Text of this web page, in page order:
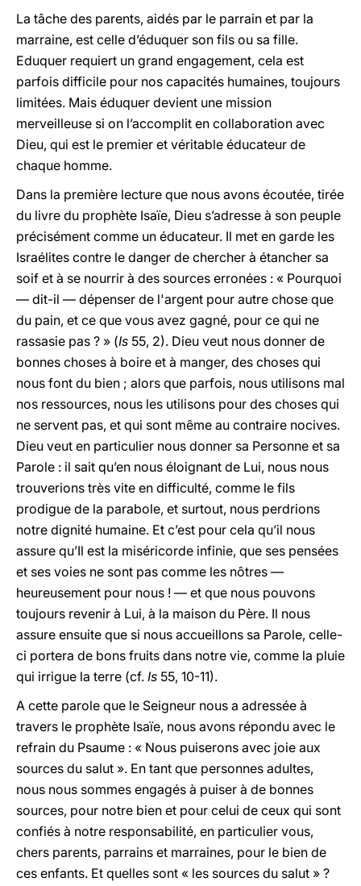
La tâche des parents, aidés par le parrain et par la
marraine, est celle d’éduquer son fils ou sa fille.
Eduquer requiert un grand engagement, cela est
parfois difficile pour nos capacités humaines, toujours
limitées. Mais éduquer devient une mission
merveilleuse si on l’accomplit en collaboration avec
Dieu, qui est le premier et véritable éducateur de
chaque homme.
Dans la première lecture que nous avons écoutée, tirée
du livre du prophète Isaïe, Dieu s’adresse à son peuple
précisément comme un éducateur. Il met en garde les
Israélites contre le danger de chercher à étancher sa
soif et à se nourrir à des sources erronées : « Pourquoi
— dit-il — dépenser de l'argent pour autre chose que
du pain, et ce que vous avez gagné, pour ce qui ne
rassasie pas ? » (Is 55, 2). Dieu veut nous donner de
bonnes choses à boire et à manger, des choses qui
nous font du bien ; alors que parfois, nous utilisons mal
nos ressources, nous les utilisons pour des choses qui
ne servent pas, et qui sont même au contraire nocives.
Dieu veut en particulier nous donner sa Personne et sa
Parole : il sait qu’en nous éloignant de Lui, nous nous
trouverions très vite en difficulté, comme le fils
prodigue de la parabole, et surtout, nous perdrions
notre dignité humaine. Et c’est pour cela qu’il nous
assure qu’Il est la miséricorde infinie, que ses pensées
et ses voies ne sont pas comme les nôtres —
heureusement pour nous ! — et que nous pouvons
toujours revenir à Lui, à la maison du Père. Il nous
assure ensuite que si nous accueillons sa Parole, celle-
ci portera de bons fruits dans notre vie, comme la pluie
qui irrigue la terre (cf. Is 55, 10-11).
A cette parole que le Seigneur nous a adressée à
travers le prophète Isaïe, nous avons répondu avec le
refrain du Psaume : « Nous puiserons avec joie aux
sources du salut ». En tant que personnes adultes,
nous nous sommes engagés à puiser à de bonnes
sources, pour notre bien et pour celui de ceux qui sont
confiés à notre responsabilité, en particulier vous,
chers parents, parrains et marraines, pour le bien de
ces enfants. Et quelles sont « les sources du salut » ?